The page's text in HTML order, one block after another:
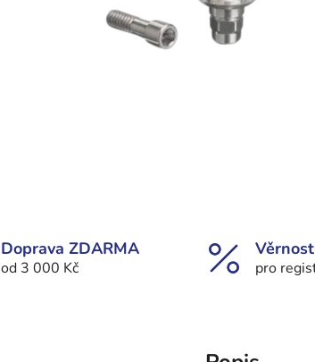
Doprava ZDARMA
od 3 000 Kč pro